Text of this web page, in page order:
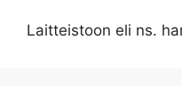
Laitteistoon eli ns.